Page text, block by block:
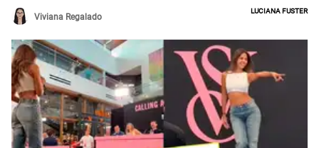
Viviana Regalado
Luciana Fuster